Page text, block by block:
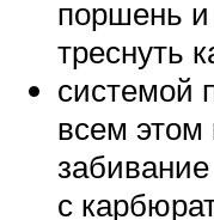
поршень
треснуть
системой
всем
с